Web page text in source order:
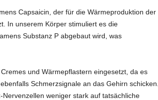
Capsaicin, der für die Wärmeproduktion der
In unserem Körper stimuliert es die
Substanz P abgebaut wird, was
und Wärmepflastern eingesetzt, da es
Schmerzsignale an das Gehirn schicken.
weniger stark auf tatsächliche